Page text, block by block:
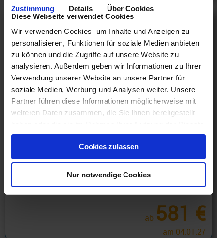
Zustimmung Details
Über Cookies
Diese Webseite verwendet Cookies
Wir verwenden Cookies, um Inhalte und Anzeigen zu
personalisieren, Funktionen für soziale Medien anbieten
zu können und die Zugriffe auf unsere Website zu
analysieren. Außerdem geben wir Informationen zu Ihrer
Verwendung unserer Website an unsere Partner für
soziale Medien, Werbung und Analysen weiter. Unsere
Partner führen diese Informationen möglicherweise mit
weiteren Daten zusammen, die Sie ihnen bereitgestellt
gesammelt haben.
Cookies zulassen
Nur notwendige Cookies
Transamerika Kreuzfahrten
Carnival Cruiseline Promotion - Transamerika 16 Tage ab
03.01.27 - 22.12.28
ab 581 €
am 04.01.27